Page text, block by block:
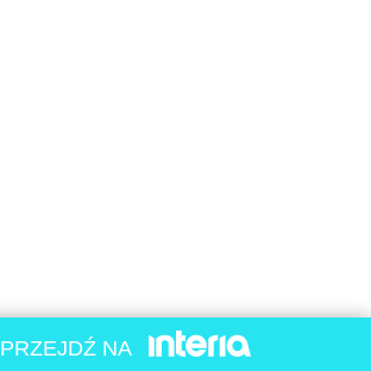
PRZEJDŹ NA